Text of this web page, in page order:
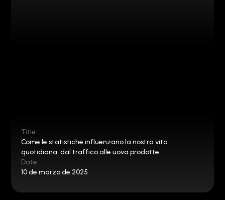
Title:
Come le statistiche influenzano la nostra vita
quotidiana: dal traffico alle uova prodotte
Date:
10 de marzo de 2025